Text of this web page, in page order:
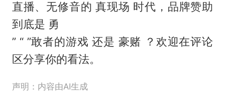
直播、无修音的 真现场 时代，品牌赞助
到底是 勇
” “ ”敢者的游戏 还是 豪赌 ？欢迎在评论
区分享你的看法。
声明：内容由AI生成